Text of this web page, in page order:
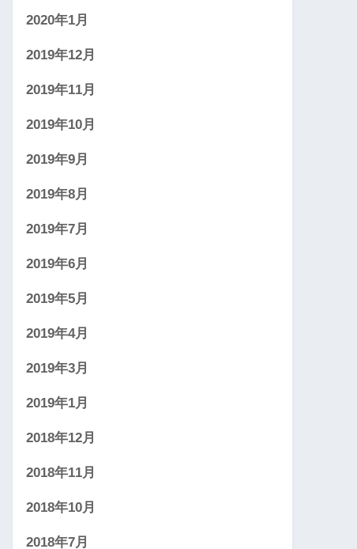
2020年1月
2019年12月
2019年11月
2019年10月
2019年9月
2019年8月
2019年7月
2019年6月
2019年5月
2019年4月
2019年3月
2019年1月
2018年12月
2018年11月
2018年10月
2018年7月